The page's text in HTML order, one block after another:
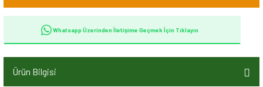
Whatsapp Üzerinden İletişime Geçmek İçin Tıklayın
Ürün Bilgisi